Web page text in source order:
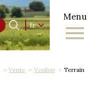
Menu
Langue
fr
0 Langue
fr
Vente Voulon Terrain